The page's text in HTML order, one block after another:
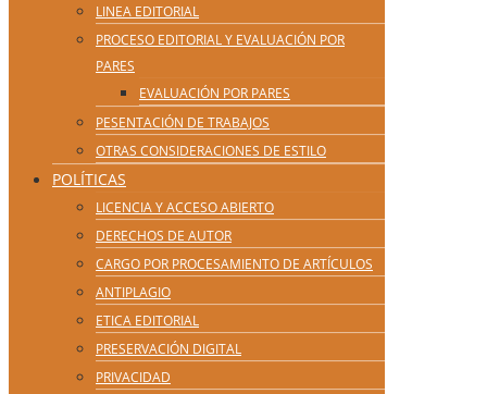
LINEA EDITORIAL
PROCESO EDITORIAL Y EVALUACIÓN POR
PARES
EVALUACIÓN POR PARES
PESENTACIÓN DE TRABAJOS
OTRAS CONSIDERACIONES DE ESTILO
POLÍTICAS
LICENCIA Y ACCESO ABIERTO
DERECHOS DE AUTOR
CARGO POR PROCESAMIENTO DE ARTÍCULOS
ANTIPLAGIO
ETICA EDITORIAL
PRESERVACIÓN DIGITAL
PRIVACIDAD